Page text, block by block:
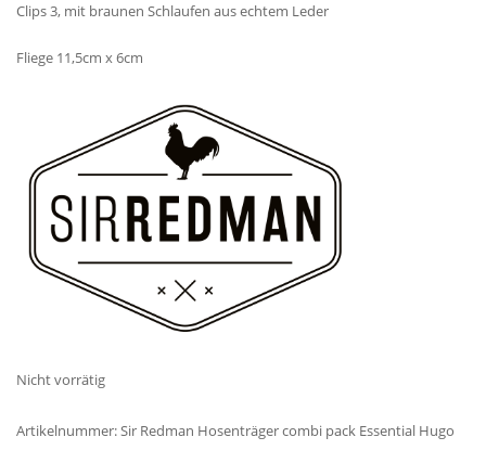
Clips 3, mit braunen Schlaufen aus echtem Leder
Fliege 11,5cm x 6cm
Nicht vorrätig
Artikelnummer:Sir Redman Hosenträger combi pack Essential Hugo